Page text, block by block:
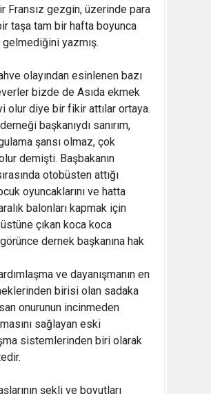
Fransız gezgin, üzerinde para
taşa tam bir hafta boyunca
yazmış.
olayından esinlenen bazı
bizde de Asıda ekmek
olur diye bir fikir attılar ortaya.
başkanıydı sanırım, 
şansı olmaz, çok
demişti. Başbakanın
otobüsten attığı
oyuncaklarını ve hatta
balonları kapmak için
çıkan koca koca
dernek başkanına hak
ve dayanışmanın en
birisi olan sadaka
onurunun incinmeden
sağlayan eski
sistemlerinden biri olarak
şekli ve boyutları